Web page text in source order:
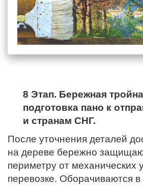
8 Этап. Бережная
подготовка пано к
и странам СНГ.
После уточнения деталей
на дереве бережно
периметру от механических
перевозке. Оборачиваются в